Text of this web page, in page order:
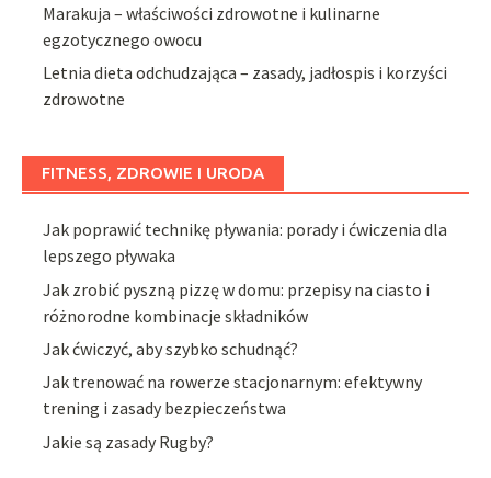
Marakuja – właściwości zdrowotne i kulinarne
egzotycznego owocu
Letnia dieta odchudzająca – zasady, jadłospis i korzyści
zdrowotne
FITNESS, ZDROWIE I URODA
Jak poprawić technikę pływania: porady i ćwiczenia dla
lepszego pływaka
Jak zrobić pyszną pizzę w domu: przepisy na ciasto i
różnorodne kombinacje składników
Jak ćwiczyć, aby szybko schudnąć?
Jak trenować na rowerze stacjonarnym: efektywny
trening i zasady bezpieczeństwa
Jakie są zasady Rugby?